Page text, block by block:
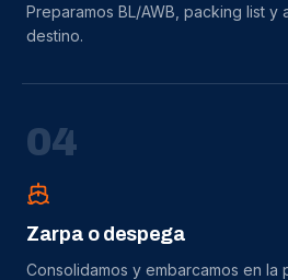
Preparamos BL/AWB, packing list y
destino.
04
Zarpa o despega
Consolidamos y embarcamos en la